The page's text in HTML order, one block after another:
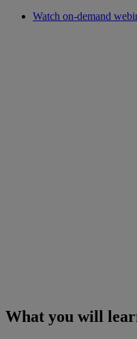
Watch on-demand
What you will